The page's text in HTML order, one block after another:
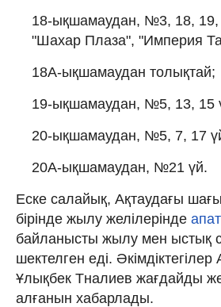
18-ықшамаудан, №3, 18, 19,
"Шахар Плаза", "Империя
18А-ықшамаудан толықтай;
19-ықшамаудан, №5, 13, 15
20-ықшамаудан, №5, 7, 17
20А-ықшамаудан, №21 үй.
Еске салайық, Ақтаудағы
бірінде жылу желілерінде
байланысты жылу мен ыстық
шектелген еді. Әкімдіктегілер
Ұлықбек Тналиев жағдайды
алғанын хабарлады.